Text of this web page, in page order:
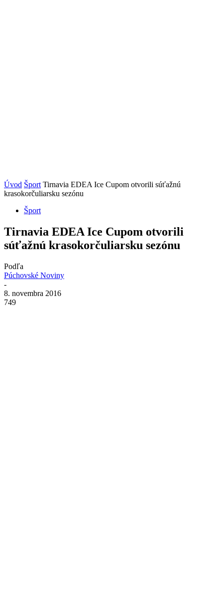
Úvod Šport Tirnavia EDEA Ice Cupom otvorili súťažnú
krasokorčuliarsku sezónu
Šport
Tirnavia EDEA Ice Cupom otvorili
súťažnú krasokorčuliarsku sezónu
Podľa
Púchovské Noviny
-
8. novembra 2016
749